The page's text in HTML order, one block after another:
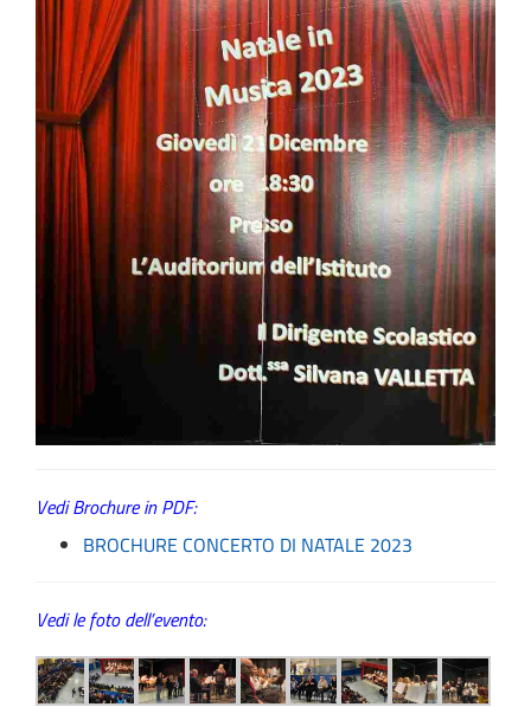
Vedi Brochure in PDF:
BROCHURE CONCERTO DI NATALE 2023
Vedi le foto dell’evento: